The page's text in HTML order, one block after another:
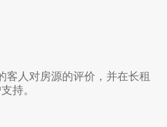
客人对房源的评价，并在长租
持。